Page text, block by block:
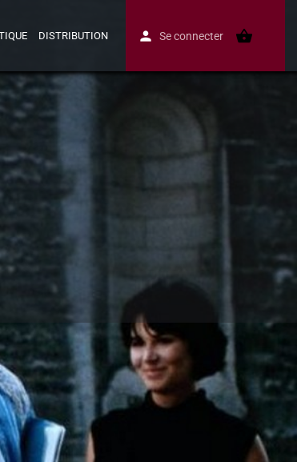
DISTRIBUTION Se connecter